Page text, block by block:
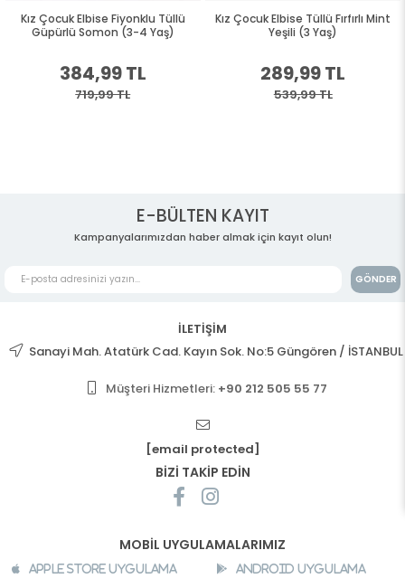
Kız Çocuk Elbise Fiyonklu Tüllü
Güpürlü Somon (3-4 Yaş)
384,99 TL
719,99 TL
Kız Çocuk Elbise Tüllü Fırfırlı Mint
Yeşili (3 Yaş)
289,99 TL
539,99 TL
E-BÜLTEN KAYIT
Kampanyalarımızdan haber almak için kayıt olun!
GÖNDER
İLETİŞİM
Sanayi Mah. Atatürk Cad. Kayın Sok. No:5 Güngören / İSTANBUL
Müşteri Hizmetleri: +90 212 505 55 77
[email protected]
BİZİ TAKİP EDİN
MOBİL UYGULAMALARIMIZ
Apple Store Uygulama Android Uygulama